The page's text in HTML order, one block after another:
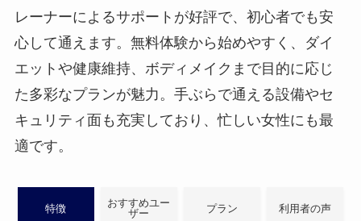
レーナーによるサポートが好評で、初心者でも安
心して通えます。無料体験から始めやすく、ダイ
エットや健康維持、ボディメイクまで目的に応じ
た多彩なプランが魅力。手ぶらで通える設備やセ
キュリティ面も充実しており、忙しい女性にも最
適です。
特徴
おすすめユー
ザー
プラン 利用者の声